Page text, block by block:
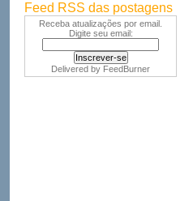
Feed RSS das postagens
Receba atualizações por email.
Digite seu email:
Delivered by FeedBurner